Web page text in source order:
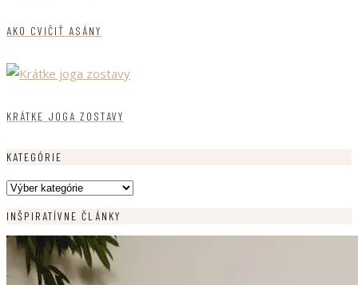
AKO CVIČIŤ ASÁNY
KRÁTKE JOGA ZOSTAVY
KATEGÓRIE
Kategórie
INŠPIRATÍVNE ČLÁNKY